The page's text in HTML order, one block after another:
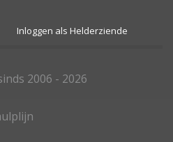
Inloggen als Helderziende
2006 - 2026